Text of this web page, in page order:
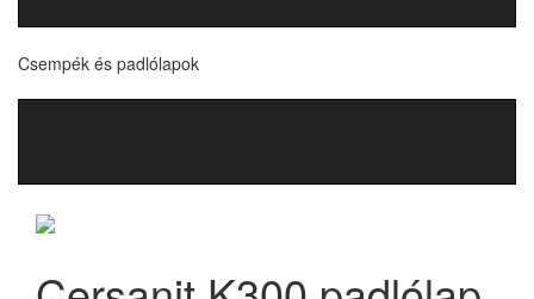
Csempék és padlólapok